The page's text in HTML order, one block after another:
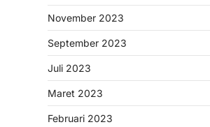
November 2023
September 2023
Juli 2023
Maret 2023
Februari 2023